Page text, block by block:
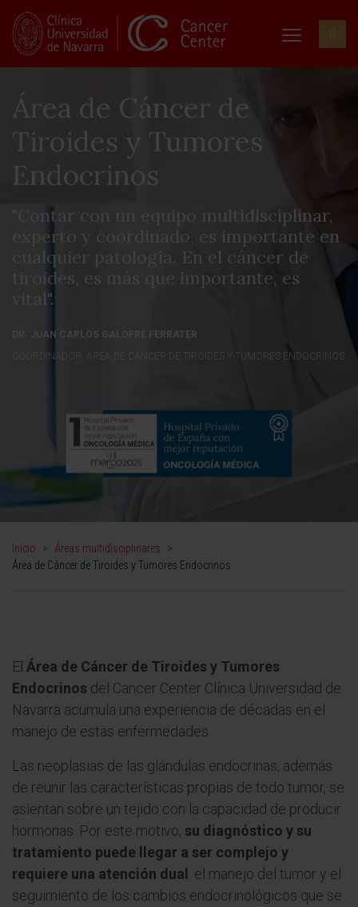
Área de Cáncer de
Tiroides y Tumores
Endocrinos
"Contar con un equipo multidisciplinar,
experto y coordinado, es importante en
cualquier patología. En el cáncer de
tiroides, es más que importante, es
vital".
DR. JUAN CARLOS GALOFRÉ FERRATER
COORDINADOR. ÁREA DE CÁNCER DE TIROIDES Y TUMORES ENDOCRINOS
Inicio > Áreas multidisciplinares
>
Área de Cáncer de Tiroides y Tumores Endocrinos
El Área de Cáncer de Tiroides y Tumores
Endocrinos del Cancer Center Clínica Universidad de
Navarra acumula una experiencia de décadas en el
manejo de estas enfermedades.
Las neoplasias de las glándulas endocrinas, además
de reunir las características propias de todo tumor, se
asientan sobre un tejido con la capacidad de producir
hormonas. Por este motivo, su diagnóstico y su
tratamiento puede llegar a ser complejo y
requiere una atención dual : el manejo del tumor y el
seguimiento de los cambios endocrinológicos que se